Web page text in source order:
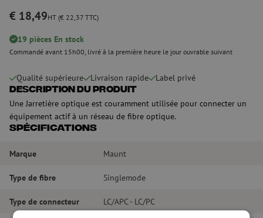
€ 18,49HT (€ 22,37 TTC)
19 pièces En stock
Commandé avant 15h00, livré à la première heure le jour ouvrable suivant
Qualité supérieure Livraison rapide Label privé
Description du produit
Une Jarretière optique est couramment utilisée pour connecter un
équipement actif à un réseau de fibre optique.
Spécifications
Marque Maunt
Type de fibre Singlemode
Type de connecteur LC/APC - LC/PC